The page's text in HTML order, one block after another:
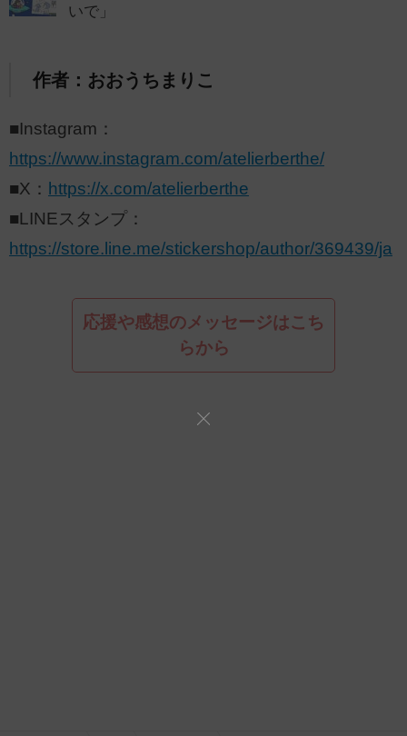
いで」
作者：おおうちまりこ
■Instagram：
https://www.instagram.com/atelierberthe/
■X： https://x.com/atelierberthe
■LINEスタンプ：
https://store.line.me/stickershop/author/369439/ja
応援や感想のメッセージはこち
らから